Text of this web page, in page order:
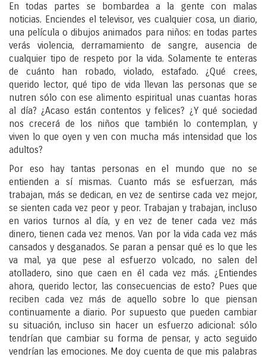
En todas partes se bombardea a la gente con malas
noticias. Enciendes el televisor, ves cualquier cosa, un diario,
una película o dibujos animados para niños: en todas partes
verás violencia, derramamiento de sangre, ausencia de
cualquier tipo de respeto por la vida. Solamente te enteras
de cuánto han robado, violado, estafado. ¿Qué crees,
querido lector, qué tipo de vida llevan las personas que se
nutren sólo con ese alimento espiritual unas cuantas horas
al día? ¿Acaso están contentos y felices? ¿Y qué sociedad
nos crecerá de los niños que también lo contemplan, y
viven lo que oyen y ven con mucha más intensidad que los
adultos?
Por eso hay tantas personas en el mundo que no se
entienden a sí mismas. Cuanto más se esfuerzan, más
trabajan, más se dedican, en vez de sentirse cada vez mejor,
se sienten cada vez peor y peor. Trabajan y trabajan, incluso
en varios turnos al día, y en vez de tener cada vez más
dinero, tienen cada vez menos. Van por la vida cada vez más
cansados y desganados. Se paran a pensar qué es lo que les
va mal, ya que pese al esfuerzo volcado, no salen del
atolladero, sino que caen en él cada vez más. ¿Entiendes
ahora, querido lector, las consecuencias de esto? Pues que
reciben cada vez más de aquello sobre lo que piensan
continuamente a diario. Por supuesto que pueden cambiar
su situación, incluso sin hacer un esfuerzo adicional: sólo
tendrían que cambiar su forma de pensar, y acto seguido
vendrían las emociones. Me doy cuenta de que mis palabras